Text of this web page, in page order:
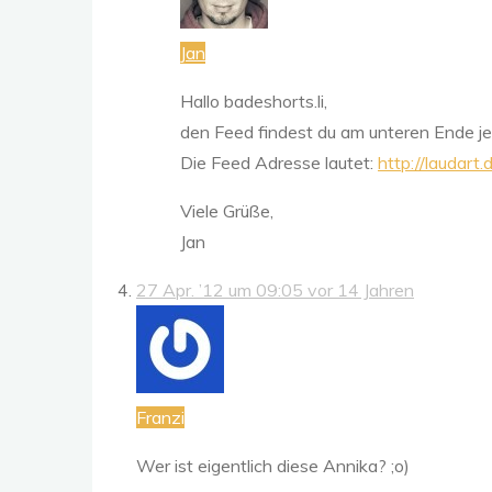
Jan
Hallo badeshorts.li,
den Feed findest du am unteren Ende
Die Feed Adresse lautet: http://
Viele Grüße,
Jan
27 Apr. ’12 um 09:05 vor 14 Jahren
Franzi
Wer ist eigentlich diese Annika? ;o)